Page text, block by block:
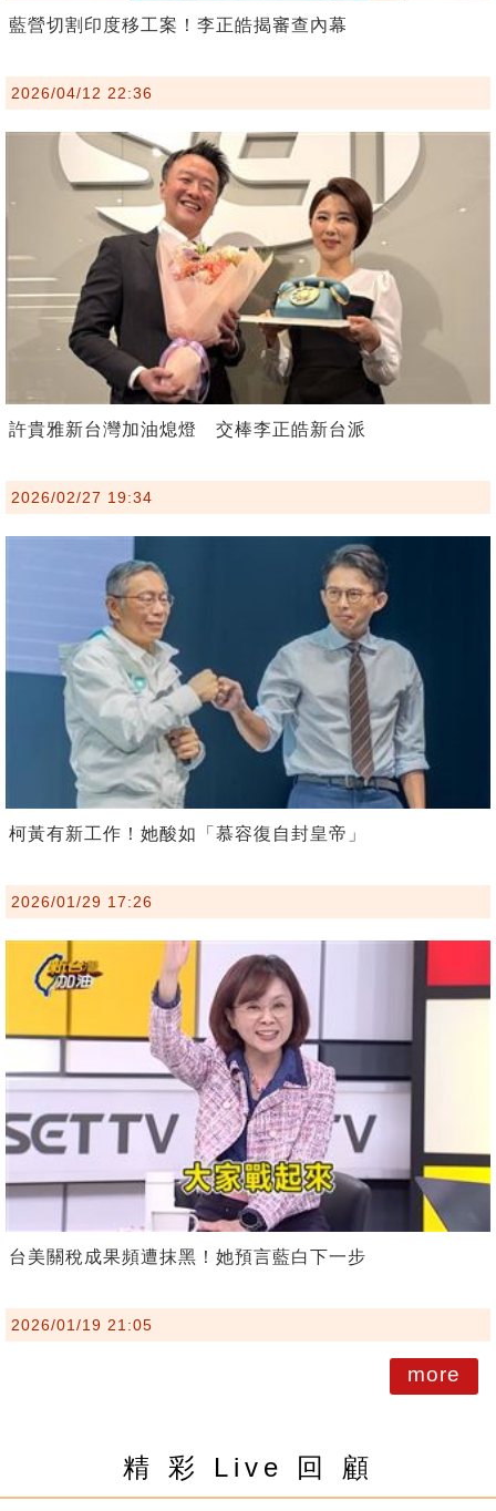
藍營切割印度移工案！李正皓揭審查內幕
2026/04/12 22:36
許貴雅新台灣加油熄燈 交棒李正皓新台派
2026/02/27 19:34
柯黃有新工作！她酸如「慕容復自封皇帝」
2026/01/29 17:26
台美關稅成果頻遭抹黑！她預言藍白下一步
2026/01/19 21:05
more
精 彩 Live 回 顧